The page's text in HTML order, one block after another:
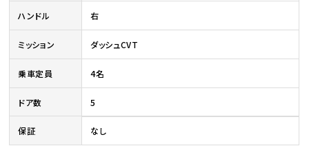
ハンドル 右
ミッション ダッシュCVT
乗車定員 4名
ドア数 5
保証 なし